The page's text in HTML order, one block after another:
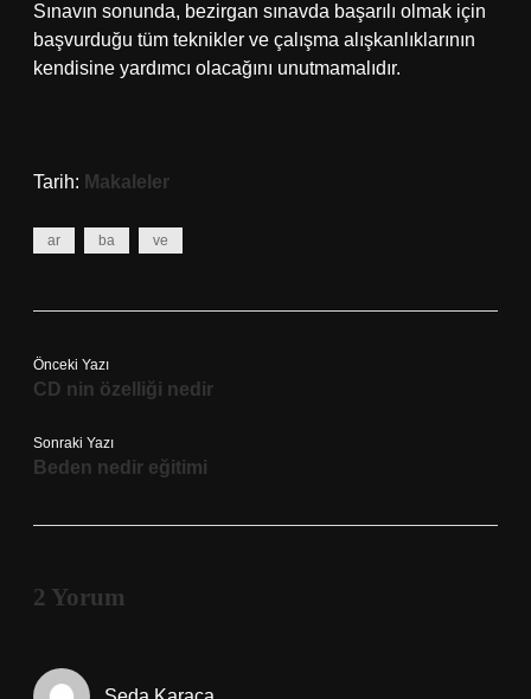
Sınavın sonunda, bezirgan sınavda başarılı olmak için
başvurduğu tüm teknikler ve çalışma alışkanlıklarının
kendisine yardımcı olacağını unutmamalıdır.
Tarih: Makaleler
ar ba ve
Önceki Yazı
CD nin özelliği nedir
Sonraki Yazı
Beden nedir eğitimi
2 Yorum